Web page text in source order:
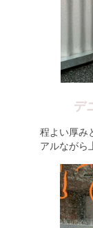
デ
程よい厚み
アルながら